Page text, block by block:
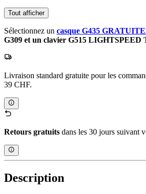
Tout afficher
Sélectionnez un casque G435
G309 et un clavier G515 LIGHTSPEED
Livraison standard gratuite pour les
39 CHF.
Retours gratuits dans les 30 jours suivant
Description